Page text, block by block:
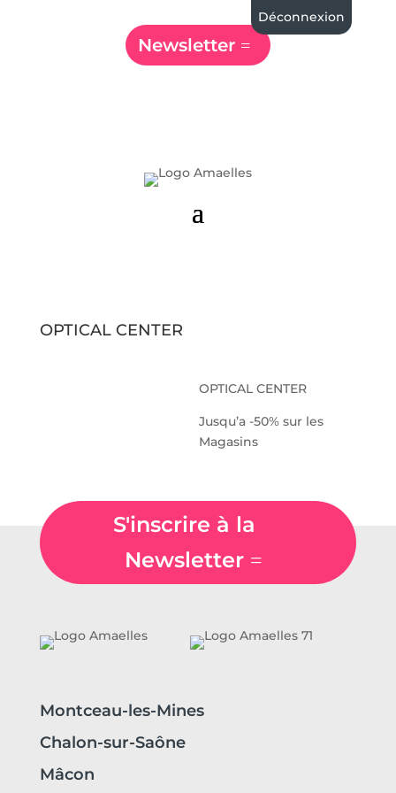
Newsletter
Déconnexion
OPTICAL CENTER
OPTICAL CENTER
Jusqu’a -50% sur les
Magasins
S'inscrire à la
Newsletter
Montceau-les-Mines
Chalon-sur-Saône
Mâcon